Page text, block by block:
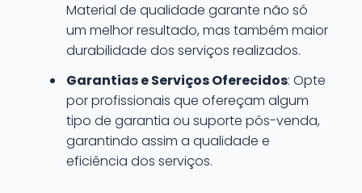
Material de qualidade garante não só
um melhor resultado, mas também maior
durabilidade dos serviços realizados.
Garantias e Serviços Oferecidos: Opte
por profissionais que ofereçam algum
tipo de garantia ou suporte pós-venda,
garantindo assim a qualidade e
eficiência dos serviços.